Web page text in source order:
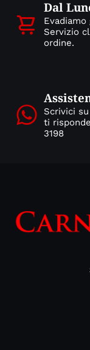
Dal
Servizio
ordine.
Scrivici
ti
3198